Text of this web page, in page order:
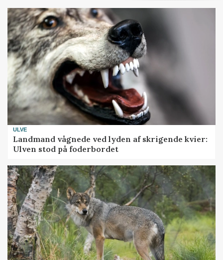
ULVE
Landmand vågnede ved lyden af skrigende kvier:
Ulven stod på foderbordet